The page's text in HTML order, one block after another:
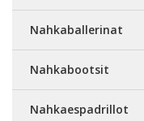
Nahkaballerinat
Nahkabootsit
Nahkaespadrillot